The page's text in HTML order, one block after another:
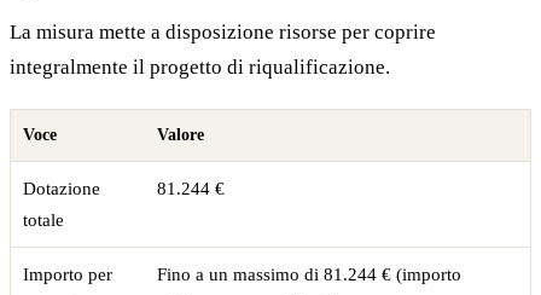
La misura mette a disposizione risorse per coprire
integralmente il progetto di riqualificazione.
Voce Valore
Dotazione
totale
81.244 €
Importo per
Fino a un massimo di 81.244 € (importo